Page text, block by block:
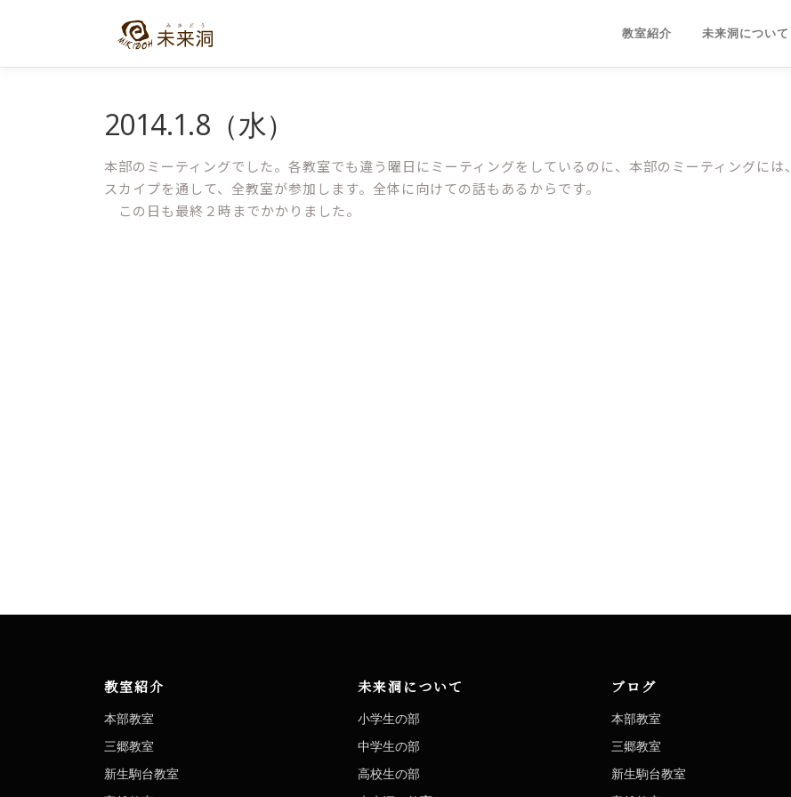
ン
教室紹介 未来洞について
2014.1.8（水）
本部のミーティングでした。各教室でも違う曜日にミーティングをしているのに、本部のミーティングには、
スカイプを通して、全教室が参加します。全体に向けての話もあるからです。
この日も最終２時までかかりました。
教室紹介
本部教室
三郷教室
新生駒台教室
未来洞について
小学生の部
中学生の部
高校生の部
ブログ
本部教室
三郷教室
新生駒台教室